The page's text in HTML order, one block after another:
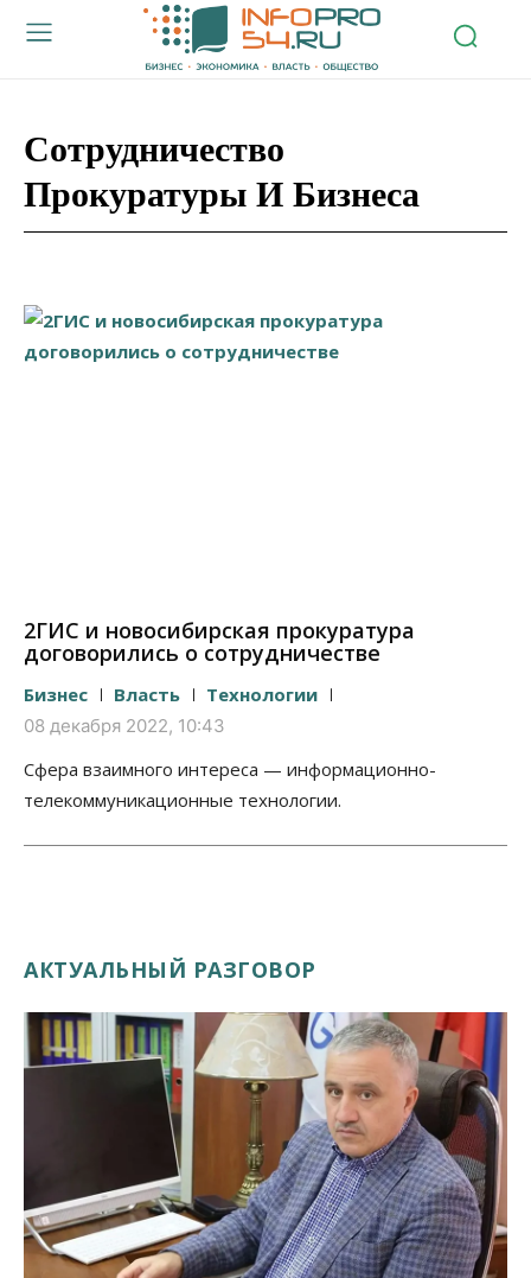
Сотрудничество
Прокуратуры И Бизнеса
2ГИС и новосибирская прокуратура
договорились о сотрудничестве
Бизнес Власть Технологии
08 декабря 2022, 10:43
Сфера взаимного интереса — информационно-
телекоммуникационные технологии.
АКТУАЛЬНЫЙ РАЗГОВОР